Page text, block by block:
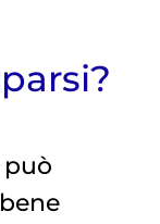
può